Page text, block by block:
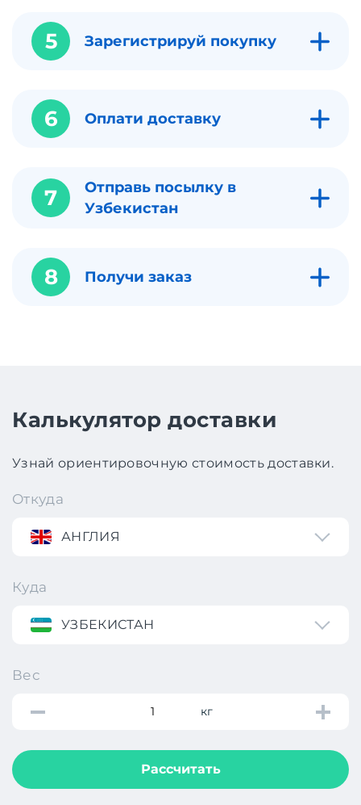
5 Зарегистрируй покупку
6 Оплати доставку
7
Отправь посылку в
Узбекистан
8 Получи заказ
Калькулятор доставки
Узнай ориентировочную стоимость доставки.
Откуда
АНГЛИЯ
Куда
УЗБЕКИСТАН
Вес
кг
Рассчитать